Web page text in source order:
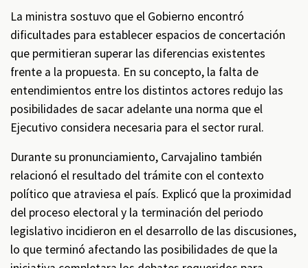
La ministra sostuvo que el Gobierno encontró
dificultades para establecer espacios de concertación
que permitieran superar las diferencias existentes
frente a la propuesta. En su concepto, la falta de
entendimientos entre los distintos actores redujo las
posibilidades de sacar adelante una norma que el
Ejecutivo considera necesaria para el sector rural.
Durante su pronunciamiento, Carvajalino también
relacionó el resultado del trámite con el contexto
político que atraviesa el país. Explicó que la proximidad
del proceso electoral y la terminación del periodo
legislativo incidieron en el desarrollo de las discusiones,
lo que terminó afectando las posibilidades de que la